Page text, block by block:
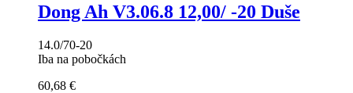
Dong Ah V3.06.8 12,00/ -20 Duše
14.0/70-20
Iba na pobočkách
60,68 €